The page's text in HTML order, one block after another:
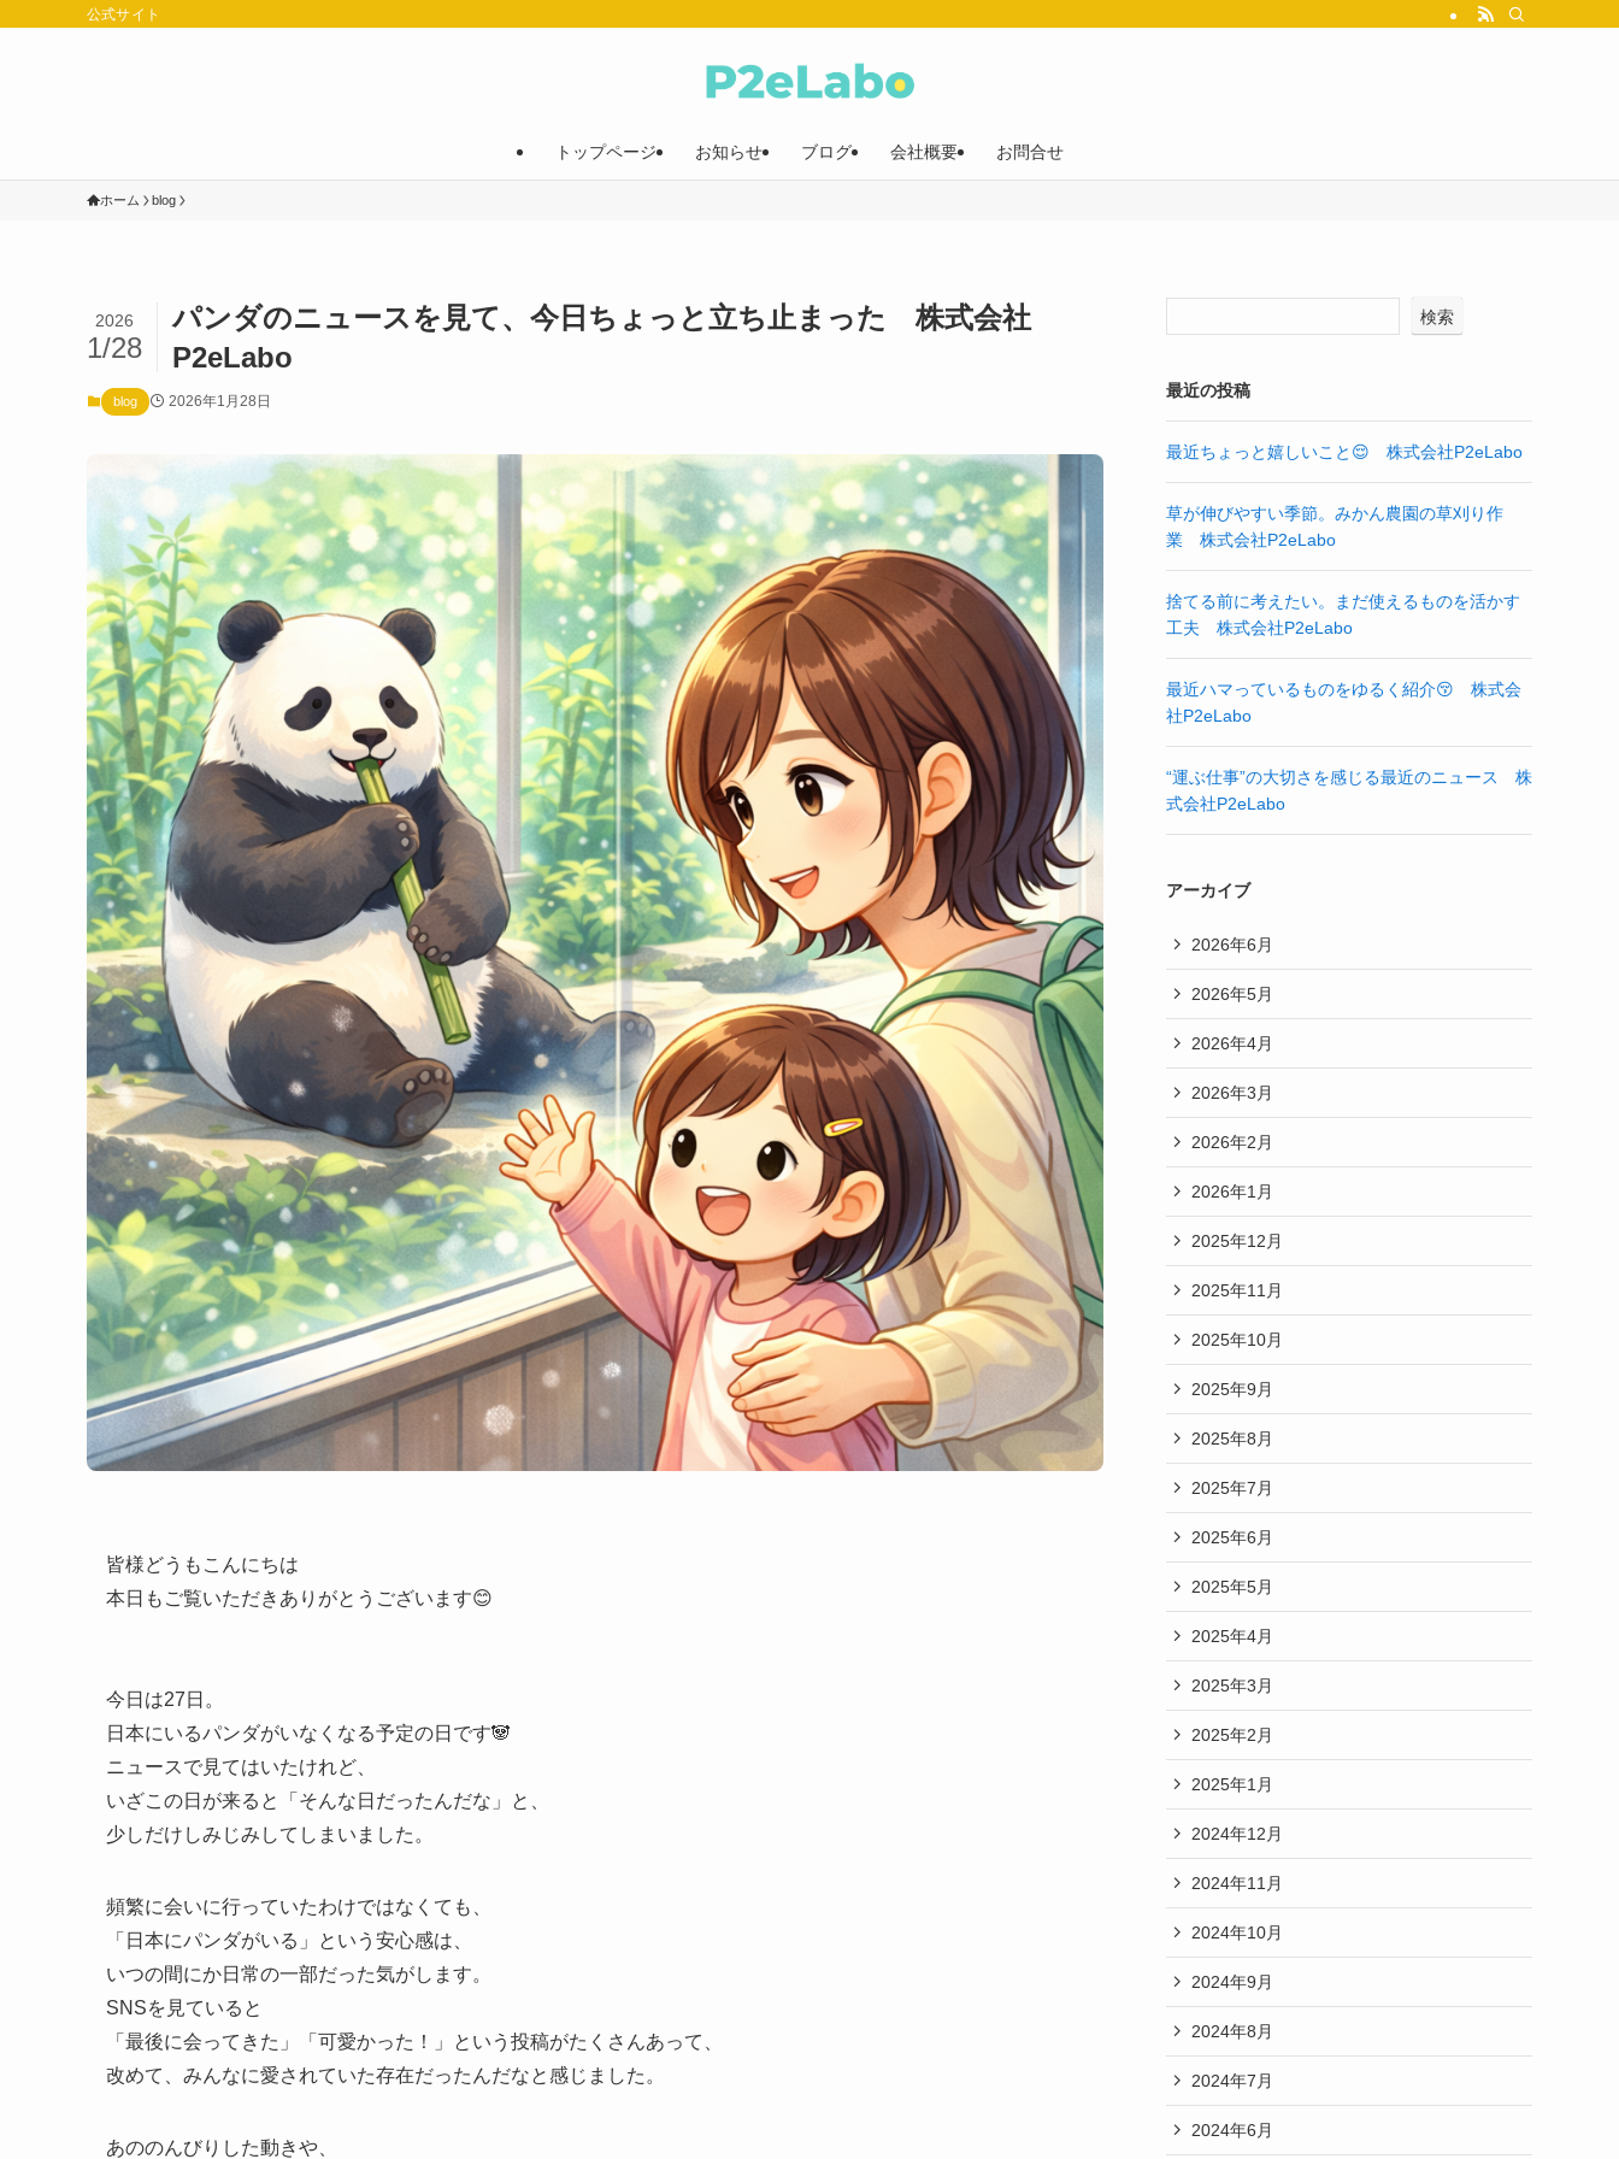
公式サイト
トップページ お知らせ ブログ 会社概要 お問合せ
ホーム blog
パンダのニュースを見て、今日ちょっと立ち止まった 株式会社
P2eLabo
2026
1/28
blog 2026年1月28日
皆様どうもこんにちは
本日もご覧いただきありがとうございます😊
今日は27日。
日本にいるパンダがいなくなる予定の日です🐼
ニュースで見てはいたけれど、
いざこの日が来ると「そんな日だったんだな」と、
少しだけしみじみしてしまいました。
頻繁に会いに行っていたわけではなくても、
「日本にパンダがいる」という安心感は、
いつの間にか日常の一部だった気がします。
SNSを見ていると
「最後に会ってきた」「可愛かった！」という投稿がたくさんあって、
改めて、みんなに愛されていた存在だったんだなと感じました。
あののんびりした動きや、
検索
最近の投稿
最近ちょっと嬉しいこと😌 株式会社P2eLabo
草が伸びやすい季節。みかん農園の草刈り作
業 株式会社P2eLabo
捨てる前に考えたい。まだ使えるものを活かす
工夫 株式会社P2eLabo
最近ハマっているものをゆるく紹介😚 株式会
社P2eLabo
“運ぶ仕事”の大切さを感じる最近のニュース 株
式会社P2eLabo
アーカイブ
2026年6月
2026年5月
2026年4月
2026年3月
2026年2月
2026年1月
2025年12月
2025年11月
2025年10月
2025年9月
2025年8月
2025年7月
2025年6月
2025年5月
2025年4月
2025年3月
2025年2月
2025年1月
2024年12月
2024年11月
2024年10月
2024年9月
2024年8月
2024年7月
2024年6月